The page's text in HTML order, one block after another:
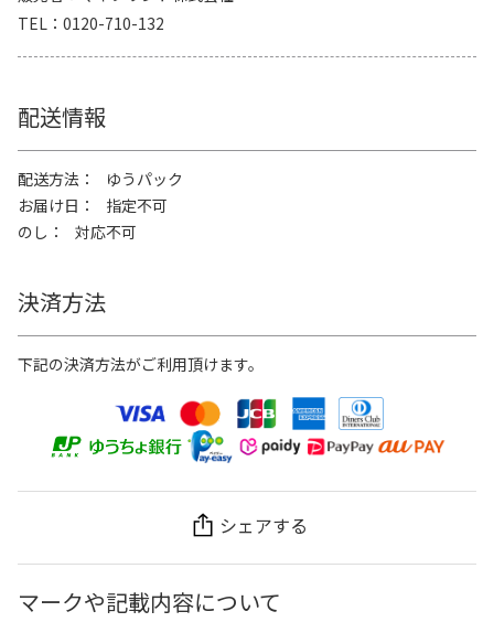
TEL
0120-710-132
配送情報
配送方法
ゆうパック
お届け日
指定不可
のし
対応不可
決済方法
下記の決済方法がご利用頂けます。
シェアする
マークや記載内容について